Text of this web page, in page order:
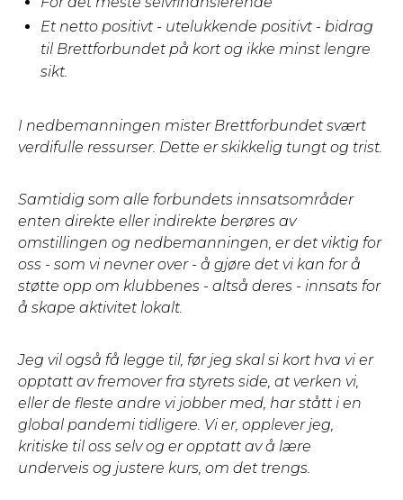
Et netto positivt - utelukkende positivt - bidrag
til Brettforbundet på kort og ikke minst lengre
sikt.
I nedbemanningen mister Brettforbundet svært
verdifulle ressurser. Dette er skikkelig tungt og trist.
Samtidig som alle forbundets innsatsområder
enten direkte eller indirekte berøres av
omstillingen og nedbemanningen, er det viktig for
oss - som vi nevner over - å gjøre det vi kan for å
støtte opp om klubbenes - altså deres - innsats for
å skape aktivitet lokalt.
Jeg vil også få legge til, før jeg skal si kort hva vi er
opptatt av fremover fra styrets side, at verken vi,
eller de fleste andre vi jobber med, har stått i en
global pandemi tidligere. Vi er, opplever jeg,
kritiske til oss selv og er opptatt av å lære
underveis og justere kurs, om det trengs.